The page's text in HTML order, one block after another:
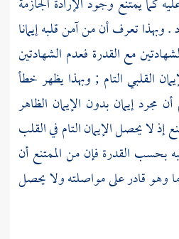
وبهذا تعرف أن من آمن قلبه إيمانا
مع القدرة فعدم الشهادتين
القلبي التام ; وبهذا يظهر خطأ
مجرد إيمان بدون الإيمان الظاهر
إذ لا يحصل الإيمان التام في القلب
بحسب القدرة فإن من الممتنع أن
وهو قادر على مواصلته ولا يحصل